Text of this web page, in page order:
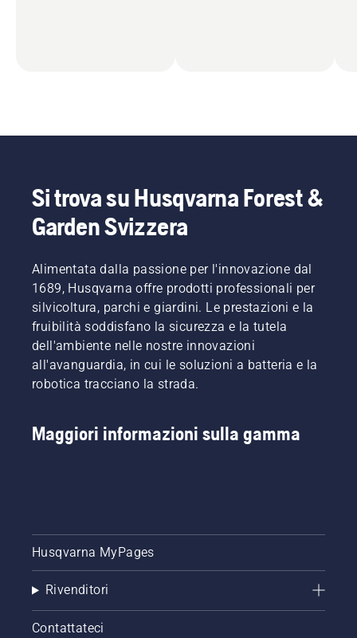
Si trova su Husqvarna Forest &
Garden Svizzera
Alimentata dalla passione per l'innovazione dal
1689, Husqvarna offre prodotti professionali per
silvicoltura, parchi e giardini. Le prestazioni e la
fruibilità soddisfano la sicurezza e la tutela
dell'ambiente nelle nostre innovazioni
all'avanguardia, in cui le soluzioni a batteria e la
robotica tracciano la strada.
Maggiori informazioni sulla gamma
Husqvarna MyPages
Rivenditori
Contattateci